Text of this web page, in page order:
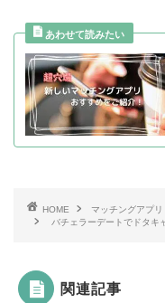
HOME マッチングアプリ
バチェラーデートでドタキ
関連記事